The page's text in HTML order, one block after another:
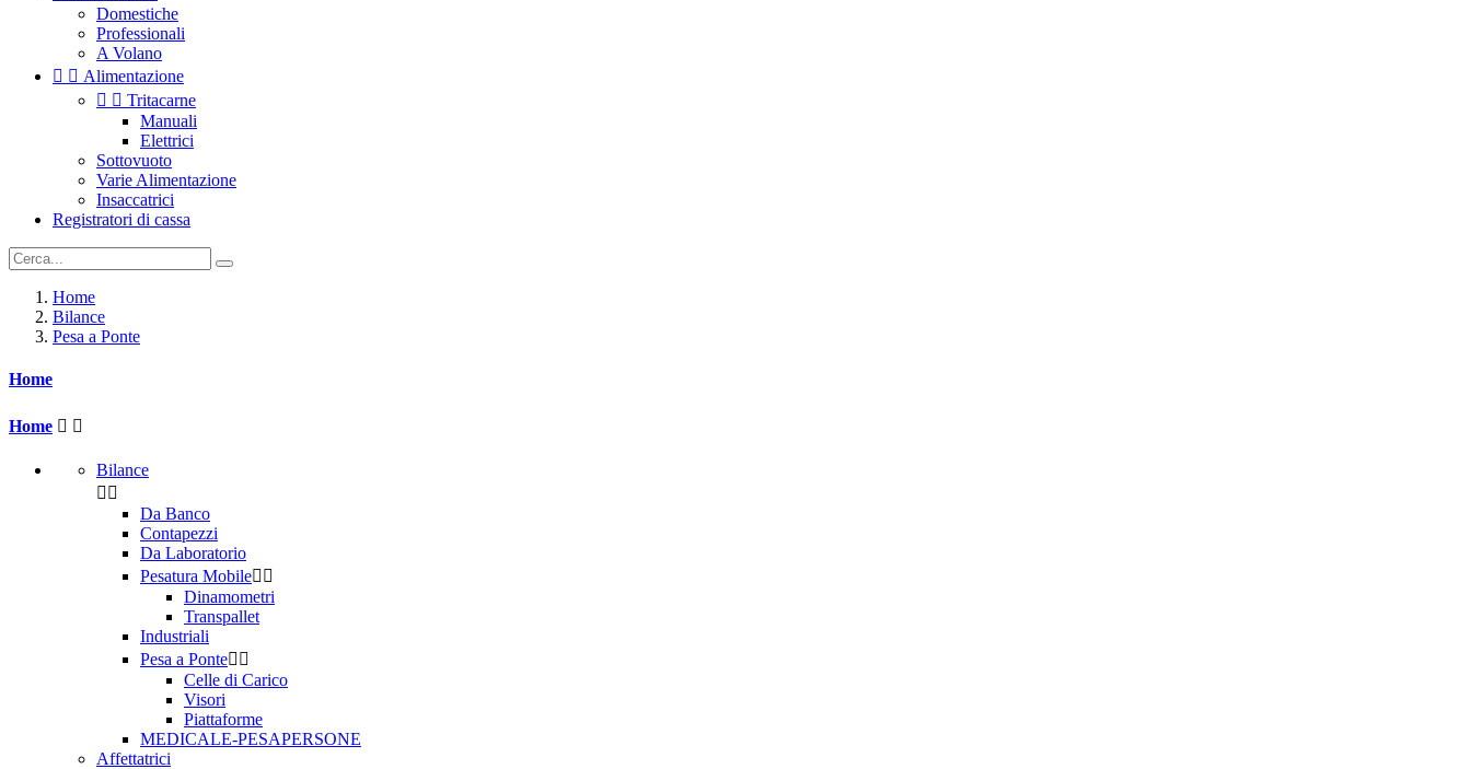
Domestiche
Professionali
A Volano
  Alimentazione
  Tritacarne
Manuali
Elettrici
Sottovuoto
Varie Alimentazione
Insaccatrici
Registratori di cassa
Home
Bilance
Pesa a Ponte
Home
Home  
Bilance
 
Da Banco
Contapezzi
Da Laboratorio
Pesatura Mobile 
Dinamometri
Transpallet
Industriali
Pesa a Ponte 
Celle di Carico
Visori
Piattaforme
MEDICALE-PESAPERSONE
Affettatrici